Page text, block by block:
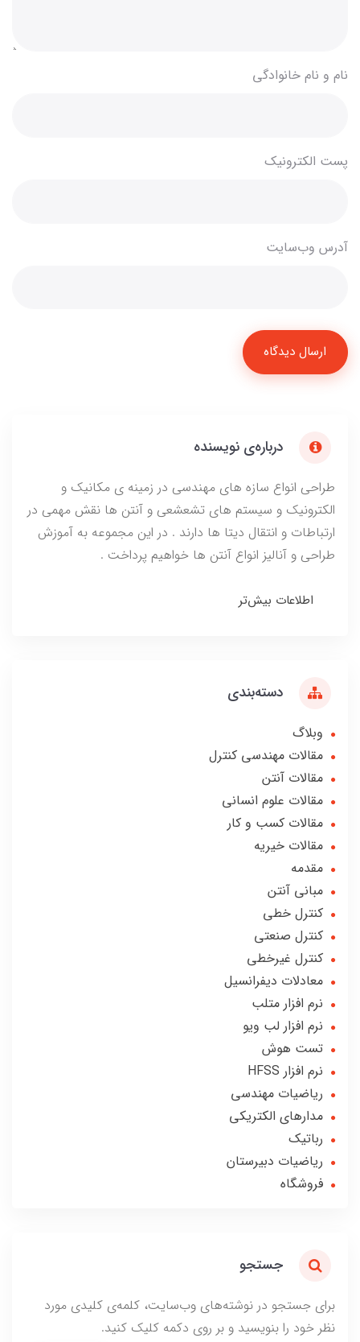
نام و نام خانوادگی
پست الکترونیک
آدرس وب‌سایت
ارسال دیدگاه
درباره‌ی نویسنده
طراحی انواع سازه های مهندسی در زمینه ی مکانیک و
الکترونیک و سیستم های تشعشعی و آنتن ها نقش مهمی در
ارتباطات و انتقال دیتا ها دارند . در این مجموعه به آموزش
طراحی و آنالیز انواع آنتن ها خواهیم پرداخت .
اطلاعات بیش‌تر
دسته‌بندی
وبلاگ
مقالات مهندسی کنترل
مقالات آنتن
مقالات علوم انسانی
مقالات کسب و کار
مقالات خیریه
مقدمه
مبانی آنتن
کنترل خطی
کنترل صنعتی
کنترل غیرخطی
معادلات دیفرانسیل
نرم افزار متلب
نرم افزار لب ویو
تست هوش
نرم افزار HFSS
ریاضیات مهندسی
مدارهای الکتریکی
رباتیک
ریاضیات دبیرستان
فروشگاه
جستجو
برای جستجو در نوشته‌های وب‌سایت، کلمه‌ی کلیدی مورد
نظر خود را بنویسید و بر روی دکمه کلیک کنید.